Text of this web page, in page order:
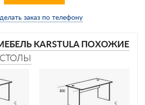
заказ по телефону
KARSTULA ПОХОЖИЕ
СТОЛЫ